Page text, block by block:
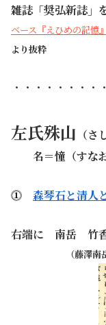
雑誌「奨弘新誌」
ベース『えひめの記
より抜粋
・・・・・・・・
左氏殊山 （
名＝憧（すなお
⓵ 森琴石と清人
右端に 南岳 竹
（藤澤